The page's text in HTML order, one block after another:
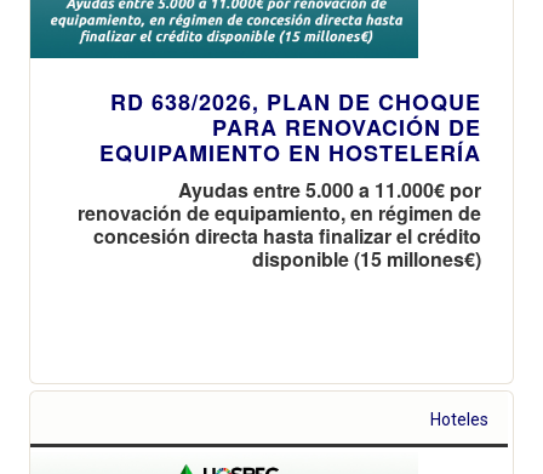
RD 638/2026, PLAN DE CHOQUE
PARA RENOVACIÓN DE
EQUIPAMIENTO EN HOSTELERÍA
Ayudas entre 5.000 a 11.000€ por
renovación de equipamiento, en régimen de
concesión directa hasta finalizar el crédito
disponible (15 millones€)
Hoteles